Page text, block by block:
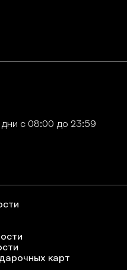
с08:00 до 23:59
карт